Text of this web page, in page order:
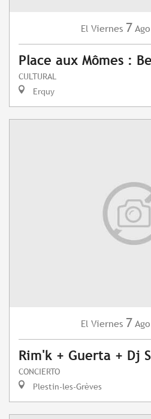
El Viernes 7
Place aux Mômes :
CULTURAL
Erquy
El Viernes 7
Rim'k + Guerta + Dj
CONCIERTO
Plestin-les-Grèves